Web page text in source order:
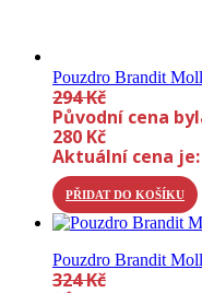
Pouzdro Brandit
294Kč
Původní cena
280 Kč
Aktuální cena je:
PŘIDAT DO KOŠÍKU
Pouzdro Brandit
324Kč